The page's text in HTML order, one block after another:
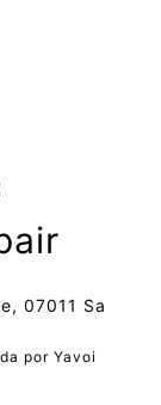
07011 Sa
por Yavoi